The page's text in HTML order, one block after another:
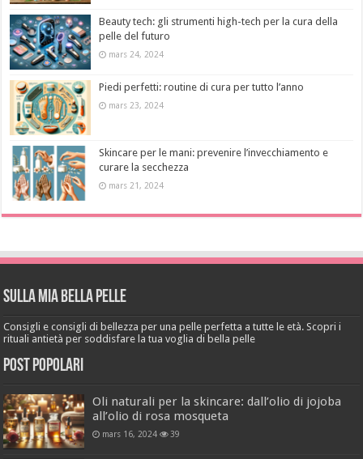
Beauty tech: gli strumenti high-tech per la cura della
pelle del futuro
mars 24, 2024
Piedi perfetti: routine di cura per tutto l’anno
mars 23, 2024
Skincare per le mani: prevenire l’invecchiamento e
curare la secchezza
mars 21, 2024
Sulla mia bella pelle
Consigli e consigli di bellezza per una pelle perfetta a tutte le età. Scopri i
rituali antietà per soddisfare la tua voglia di bella pelle
Post popolari
Oli naturali per la skincare: dall’olio di jojoba
all’olio di rosa mosqueta
mars 16, 2024 39